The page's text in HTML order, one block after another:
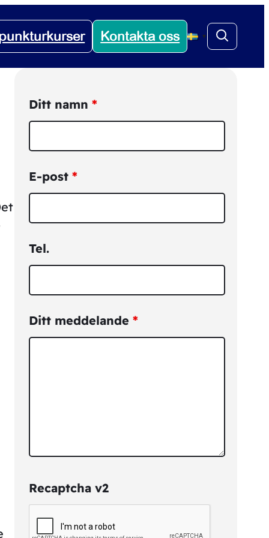
Kontakta oss ▼
Ditt namn *
E-post *
Tel.
Ditt meddelande *
Recaptcha v2